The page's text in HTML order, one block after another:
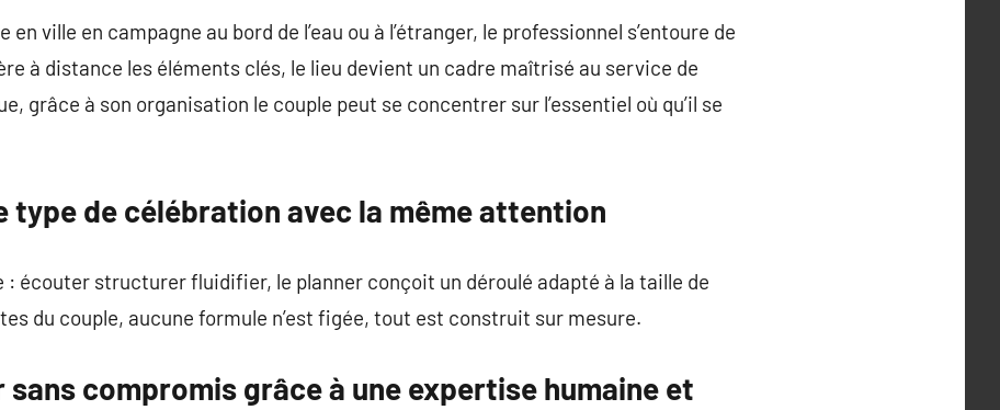
en ville en campagne au bord de l’eau ou à l’étranger, le professionnel s’entoure de
à distance les éléments clés, le lieu devient un cadre maîtrisé au service de
grâce à son organisation le couple peut se concentrer sur l’essentiel où qu’il se
type de célébration avec la même attention
: écouter structurer fluidifier, le planner conçoit un déroulé adapté à la taille de
du couple, aucune formule n’est figée, tout est construit sur mesure.
sans compromis grâce à une expertise humaine et